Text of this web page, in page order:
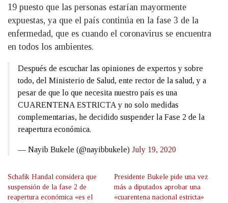
19 puesto que las personas estarían mayormente
expuestas, ya que el país continúa en la fase 3 de la
enfermedad, que es cuando el coronavirus se encuentra
en todos los ambientes.
Después de escuchar las opiniones de expertos y sobre
todo, del Ministerio de Salud, ente rector de la salud, y a
pesar de que lo que necesita nuestro país es una
CUARENTENA ESTRICTA y no solo medidas
complementarias, he decidido suspender la Fase 2 de la
reapertura económica.
— Nayib Bukele (@nayibbukele) July 19, 2020
Schafik Handal considera que
suspensión de la fase 2 de
reapertura económica «es el
Presidente Bukele pide una vez
más a diputados aprobar una
«cuarentena nacional estricta»